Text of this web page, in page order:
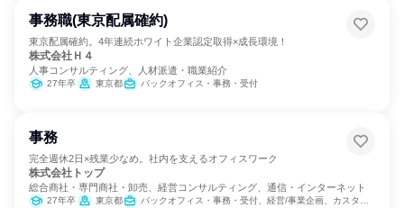
事務職(東京配属確約)
東京配属確約。4年連続ホワイト企業認定取得×成長環境！
株式会社Ｈ４
人事コンサルティング、人材派遣・職業紹介
27年卒 東京都 バックオフィス・事務・受付
事務
完全週休2日×残業少なめ。社内を支えるオフィスワーク
株式会社トップ
総合商社・専門商社・卸売、経営コンサルティング、通信・インターネット
27年卒 東京都 バックオフィス・事務・受付、経営/事業企画、カスタマーサポート/コールセンター